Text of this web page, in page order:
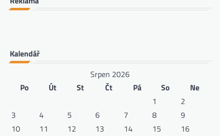
Kalendář
Srpen 2026
Po
Út St Čt Pá So
Ne
1
2
3
4 5 6 7 8
9
10
11 12 13 14 15
16